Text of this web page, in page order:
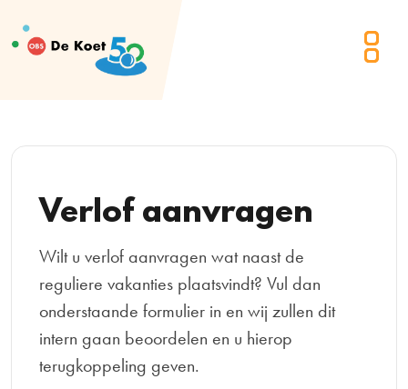
Verlof aanvragen
Wilt u verlof aanvragen wat naast de
reguliere vakanties plaatsvindt? Vul dan
onderstaande formulier in en wij zullen dit
intern gaan beoordelen en u hierop
terugkoppeling geven.